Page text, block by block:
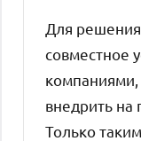
Для решения
совместное
компаниями,
внедрить на
Только